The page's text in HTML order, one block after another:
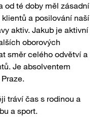
od té doby měl zásadní
a posilování naší
aktiv. Jakub je aktivní
oborových
směr celého odvětví a
Je absolventem
tráví čas s rodinou a
a sport.